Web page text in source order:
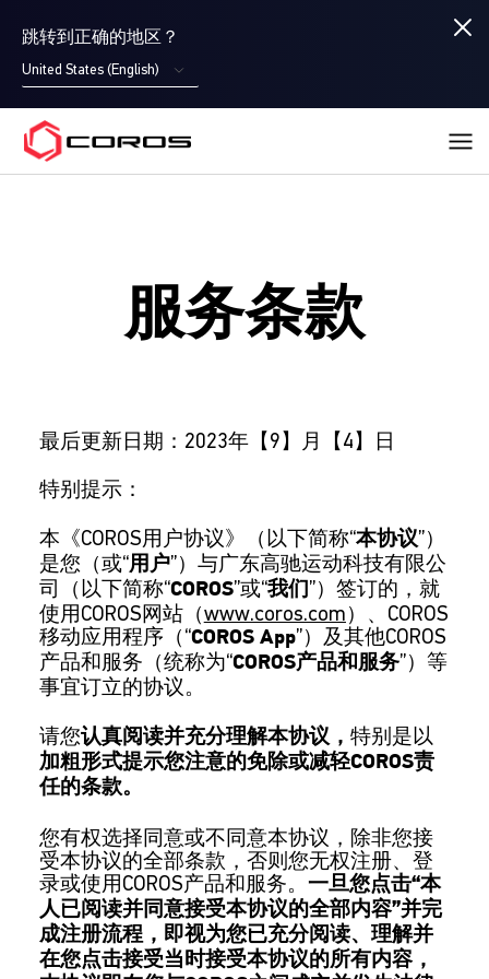
跳转到正确的地区？
United States (English)
COROS
服务条款
最后更新日期：2023年【9】月【4】日
特别提示：
本《COROS用户协议》（以下简称“本协议”）
是您（或“用户”）与广东高驰运动科技有限公
司（以下简称“COROS”或“我们”）签订的，就
使用COROS网站（www.coros.com）、COROS
移动应用程序（“COROS App”）及其他COROS
产品和服务（统称为“COROS产品和服务”）等
事宜订立的协议。
请您认真阅读并充分理解本协议， 特别是以
加粗形式提示您注意的免除或减轻COROS责
任的条款。
您有权选择同意或不同意本协议，除非您接
受本协议的全部条款，否则您无权注册、登
录或使用COROS产品和服务。
一旦您点击“本
人已阅读并同意接受本协议的全部内容”并完
成注册流程，即视为您已充分阅读、理解并
在您点击接受当时接受本协议的所有内容，